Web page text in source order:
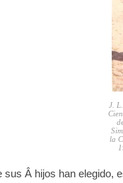
J.
la
sus Â hijos han elegido,